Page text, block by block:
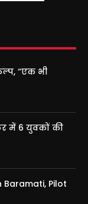
“एक भी
में 6 युवकों की
Pilot